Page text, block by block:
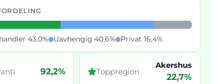
43,0% Uavhengig 40,6% Privat 16,4%
92,2% Toppregion
Akershus
22,7%